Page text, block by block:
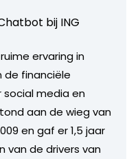
bij ING
ervaring in
de financiële
social media en
aan de wieg van
en gaf er 1,5 jaar
van de drivers van